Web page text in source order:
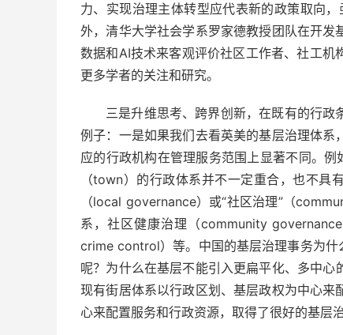
力、实现治理主体转型应代表新的政策取向
外，清华大学社会学系罗家德教授团队在开
数据和AI技术来客观评价社区工作者、社工
更多学者的关注和研究。
三是升维思考、跨界创新，在既有的行
例子：一是如果我们去看英美的基层治理体
应的行政机构在管理服务范围上显著不同。
（town）的行政体系并不一定重合，也不具
（local governance）或“社区治理”（
系，社区健康治理（community
crime control）等。中国的基层治理事务为
呢？为什么在基层不能引入更扁平化、多中
现有街居体系以行政区划、基层政权为中心
心来配置服务和行政资源，取得了很好的基层